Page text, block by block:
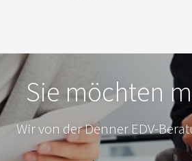
Sie möchten
Wir von der Denner EDV-